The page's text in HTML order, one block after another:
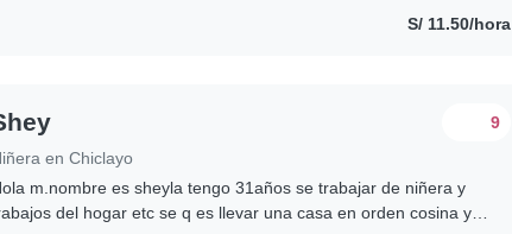
S/ 11.50/hora
en Chiclayo
9
m.nombre es sheyla tengo 31años se trabajar de niñera y
del hogar etc se q es llevar una casa en orden cosina y la